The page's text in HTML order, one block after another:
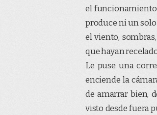
el funcionamiento
produce ni un solo
el viento,
que hayan
Le puse una
enciende la
de amarrar bien,
visto desde fuera